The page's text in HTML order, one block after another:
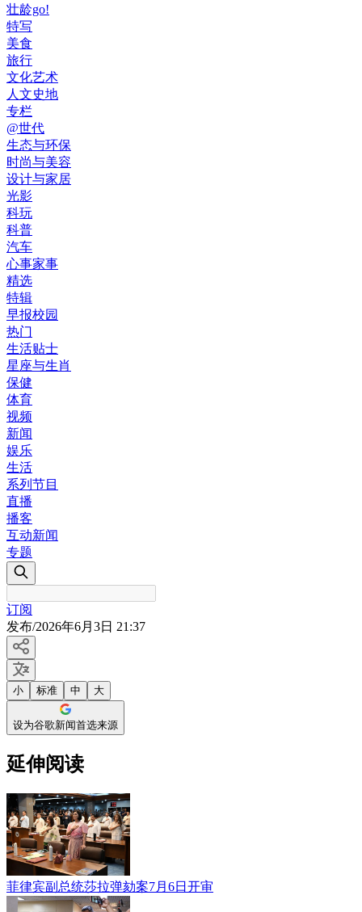
壮龄go!
特写
美食
旅行
文化艺术
人文史地
专栏
@世代
生态与环保
时尚与美容
设计与家居
光影
科玩
科普
汽车
心事家事
精选
特辑
早报校园
热门
生活贴士
星座与生肖
保健
体育
视频
新闻
娱乐
生活
系列节目
直播
播客
互动新闻
专题
订阅
发布/2026年6月3日 21:37
小 标准 中 大
设为谷歌新闻首选来源
延伸阅读
菲律宾副总统莎拉弹劾案7月6日开审